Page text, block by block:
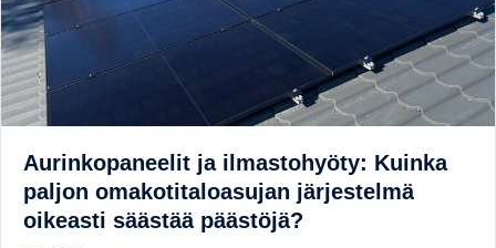
Aurinkopaneelit ja ilmastohyöty: Kuinka
paljon omakotitaloasujan järjestelmä
oikeasti säästää päästöjä?